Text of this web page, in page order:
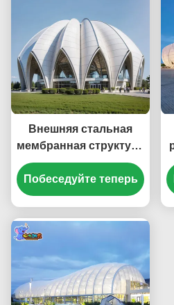
Внешняя стальная
мембранная структура
Архитектура Стальная
мембранная структура
Стадион
Побеседуйте теперь